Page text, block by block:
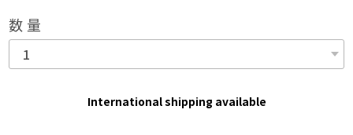
数量
International shipping available